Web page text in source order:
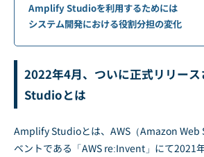
Amplify Studioを利用するためには
システム開発における役割分担の変化
2022年4月、ついに正式リリー
Studioとは
Amplify Studioとは、AWS（Amazon Web
ベントである「AWS re:Invent」にて2021